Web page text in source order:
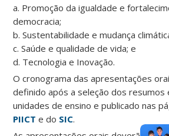
a. Promoção da igualdade e
democracia;
b. Sustentabilidade e mudança
c. Saúde e qualidade de vida; e
d. Tecnologia e Inovação.
O cronograma das apresentações
definido após a seleção dos resumos
unidades de ensino e publicado nas
PIICTe do SIC.